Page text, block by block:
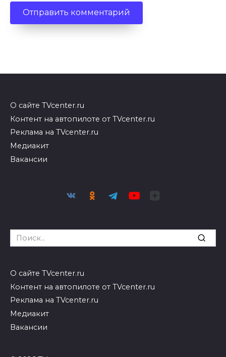
О сайте TVcenter.ru
Контент на автопилоте от TVcenter.ru
Реклама на TVcenter.ru
Медиакит
Вакансии
Search
for:
О сайте TVcenter.ru
Контент на автопилоте от TVcenter.ru
Реклама на TVcenter.ru
Медиакит
Вакансии